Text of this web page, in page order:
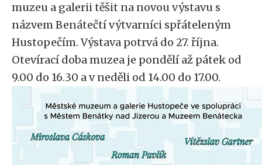
muzeu a galerii těšit na novou výstavu s
názvem Benátečtí výtvarníci spřáteleným
Hustopečím. Výstava potrvá do 27. října.
Otevírací doba muzea je pondělí až pátek od
9.00 do 16.30 a v neděli od 14.00 do 17.00.